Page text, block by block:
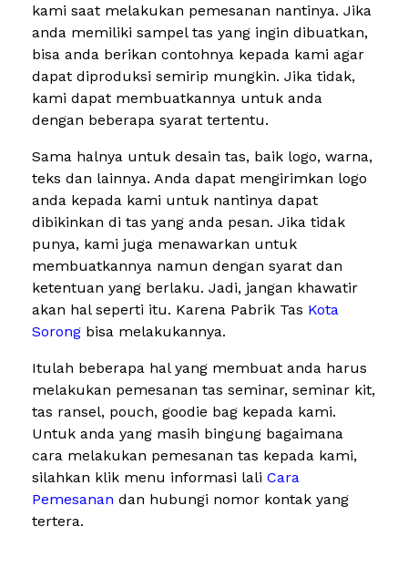
kami saat melakukan pemesanan nantinya. Jika
anda memiliki sampel tas yang ingin dibuatkan,
bisa anda berikan contohnya kepada kami agar
dapat diproduksi semirip mungkin. Jika tidak,
kami dapat membuatkannya untuk anda
dengan beberapa syarat tertentu.
Sama halnya untuk desain tas, baik logo, warna,
teks dan lainnya. Anda dapat mengirimkan logo
anda kepada kami untuk nantinya dapat
dibikinkan di tas yang anda pesan. Jika tidak
punya, kami juga menawarkan untuk
membuatkannya namun dengan syarat dan
ketentuan yang berlaku. Jadi, jangan khawatir
akan hal seperti itu. Karena Pabrik Tas Kota
Sorong bisa melakukannya.
Itulah beberapa hal yang membuat anda harus
melakukan pemesanan tas seminar, seminar kit,
tas ransel, pouch, goodie bag kepada kami.
Untuk anda yang masih bingung bagaimana
cara melakukan pemesanan tas kepada kami,
silahkan klik menu informasi lali Cara
Pemesanan dan hubungi nomor kontak yang
tertera.